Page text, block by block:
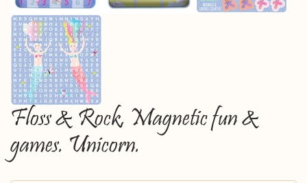
Floss & Rock, Magnetic fun &
games. Unicorn.